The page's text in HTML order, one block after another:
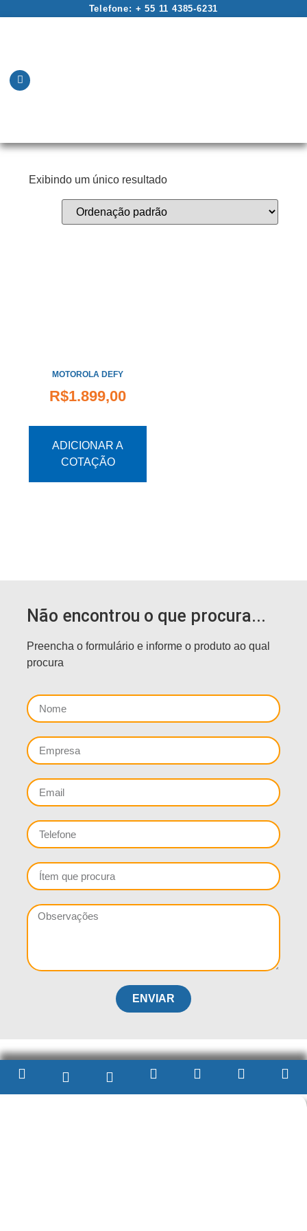
Telefone: + 55 11 4385-6231
Exibindo um único resultado
MOTOROLA DEFY
R$1.899,00
ADICIONAR A
COTAÇÃO
Não encontrou o que procura...
Preencha o formulário e informe o produto ao qual
procura
ENVIAR